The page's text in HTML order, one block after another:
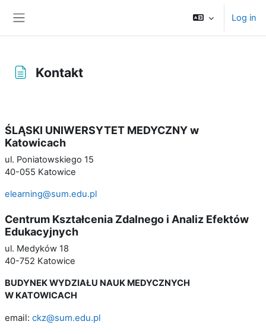
Log in
Kontakt
ŚLĄSKI UNIWERSYTET MEDYCZNY w
Katowicach
ul. Poniatowskiego 15
40-055 Katowice
elearning@sum.edu.pl
Centrum Kształcenia Zdalnego i Analiz Efektów
Edukacyjnych
ul. Medyków 18
40-752 Katowice
BUDYNEK WYDZIAŁU NAUK MEDYCZNYCH
W KATOWICACH
email: ckz@sum.edu.pl